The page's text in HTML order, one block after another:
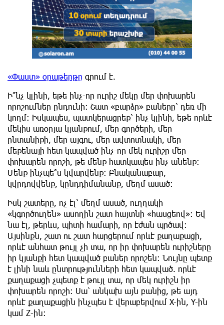
«Փաստ» օրաթերթը գրում է.
Ի՞նչ կլինի, եթե ինչ-որ ուրիշ մեկը մեր փոխարեն
որոշումներ ընդունի: Շատ «բարձր» բաները՝ դեռ մի
կողմ: Իսկապես, պատկերացրեք՝ ինչ կլինի, եթե որևէ
մեկիս առօրյա կյանքում, մեր գործերի, մեր
ընտանիքի, մեր այգու, մեր ավտոտնակի, մեր
մեքենայի հետ կապված ինչ-որ մեկ ուրիշը մեր
փոխարեն որոշի, թե մենք հատկապես ինչ անենք:
Մենք ինչպե՞ս կվարվենք: Բնականաբար,
կվրդովվենք, կընդդիմանանք, մեղմ ասած:
Իսկ շատերը, ոչ էլ՝ մեղմ ասած, ուղղակի
«կգործուղեն» ասողին շատ հայտնի «հասցեով»: Եվ
նա էլ, թերևս, պիտի համարի, որ էժան պրծավ:
Այսինքն, շատ ու շատ հարցերում որևէ քաղաքացի,
որևէ անհատ թույլ չի տա, որ իր փոխարեն ուրիշները
իր կյանքի հետ կապված բաներ որոշեն: Նույնը պետք
է լինի նաև ընտրությունների հետ կապված. որևէ
քաղաքացի չպետք է թույլ տա, որ մեկ ուրիշն իր
փոխարեն որոշի: Սա՝ անկախ այն բանից, թե այդ
որևէ քաղաքացին ինչպես է վերաբերվում X-ին, Y-ին
կամ Z-ին: